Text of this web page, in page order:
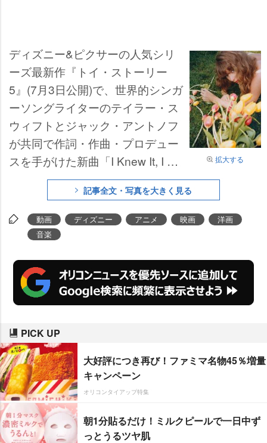
拡大する
ディズニー&ピクサーの人気シリ
ーズ最新作『トイ・ストーリー
5』(7月3日公開)で、世界的シンガ
ーソングライターのテイラー・ス
ウィフトとジャック・アントノフ
が共同で作詞・作曲・プロデュー
スを手がけた新曲「I Knew It, I Kn
ew You」が使用されることが発表
された。
記事全文・写真を大きく見る
動画 ディズニー アニメ 映画
洋画
音楽
PICK UP
大好評につき再び！ファミマ名物45％増量
キャンペーン
オリコンタイアップ特集
朝1分貼るだけ！ミルクピールで一日中ず
っとうるツヤ肌